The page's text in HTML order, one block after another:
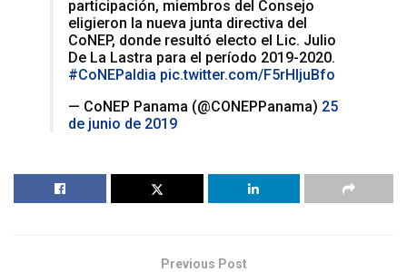
participación, miembros del Consejo
eligieron la nueva junta directiva del
CoNEP, donde resultó electo el Lic. Julio
De La Lastra para el período 2019-2020.
#CoNEPaldia pic.twitter.com/F5rHIjuBfo
— CoNEP Panama (@CONEPPanama) 25
de junio de 2019
Previous Post